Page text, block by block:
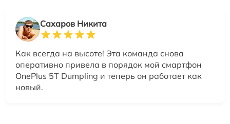
Сахаров Никита
Как всегда на высоте! Эта команда снова
оперативно привела в порядок мой смартфон
OnePlus 5T Dumpling и теперь он работает как
новый.